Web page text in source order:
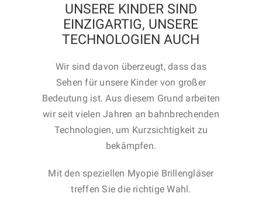
UNSERE KINDER SIND
EINZIGARTIG, UNSERE
TECHNOLOGIEN AUCH
Wir sind davon überzeugt, dass das
Sehen für unsere Kinder von großer
Bedeutung ist. Aus diesem Grund arbeiten
wir seit vielen Jahren an bahnbrechenden
Technologien, um Kurzsichtigkeit zu
bekämpfen.
Mit den speziellen Myopie Brillengläser
treffen Sie die richtige Wahl.